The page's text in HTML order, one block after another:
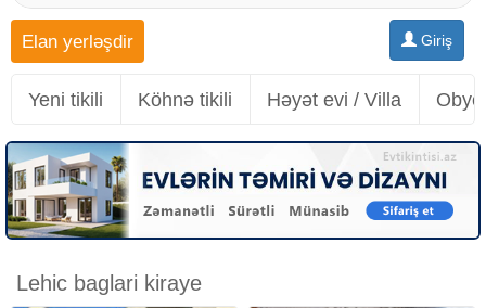
Giriş
Elan yerləşdir
Yeni tikili Köhnə tikili Həyət evi / Villa
Lehic baglari kiraye